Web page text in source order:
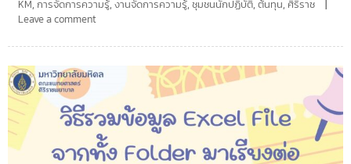
KM, การจัดการความรู้, งานจัดการความรู้, ชุมชนนักปฏิบัติ, ต้นทุน, ศิริราช
Leave a comment